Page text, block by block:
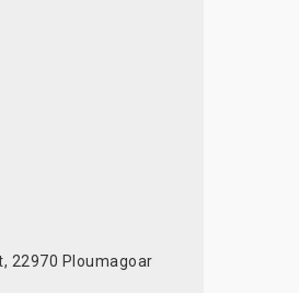
22970 Ploumagoar